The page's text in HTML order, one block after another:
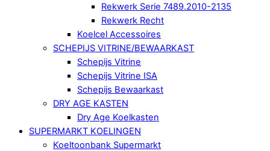
Rekwerk Serie 7489.2010-2135
Rekwerk Recht
Koelcel Accessoires
SCHEPIJS VITRINE/BEWAARKAST
Schepijs Vitrine
Schepijs Vitrine ISA
Schepijs Bewaarkast
DRY AGE KASTEN
Dry Age Koelkasten
SUPERMARKT KOELINGEN
Koeltoonbank Supermarkt